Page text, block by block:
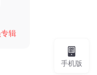
辑
手机版